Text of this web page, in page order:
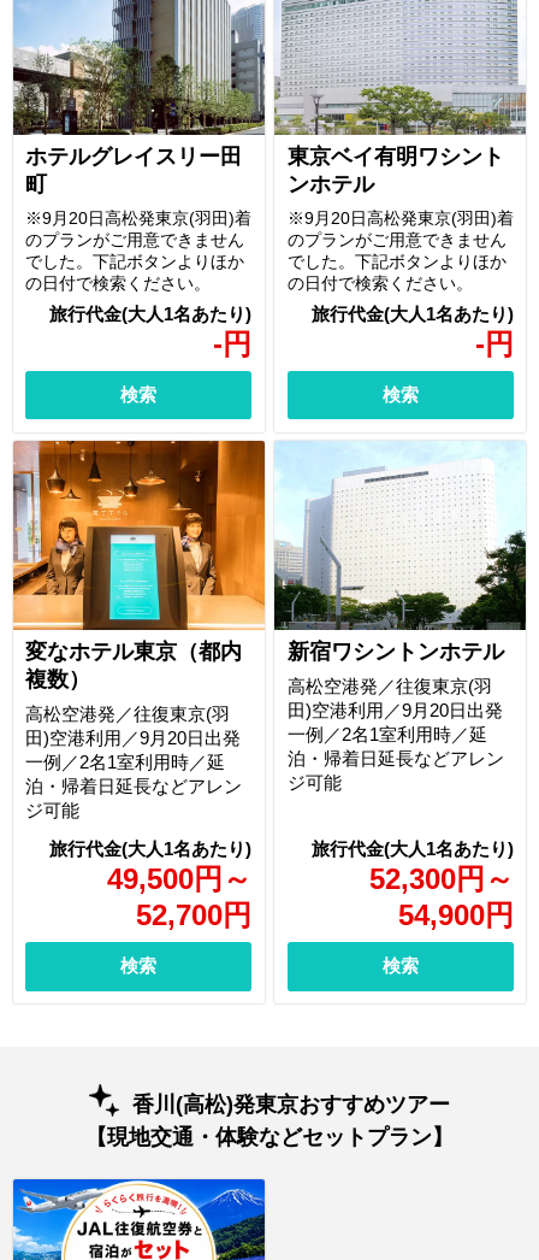
ホテルグレイスリー田
町
- 円
※9月20日高松発東京(羽田)着
のプランがご用意できません
でした。下記ボタンよりほか
の日付で検索ください。
検索
東京ベイ有明ワシント
ンホテル
- 円
※9月20日高松発東京(羽田)着
のプランがご用意できません
でした。下記ボタンよりほか
の日付で検索ください。
検索
変なホテル東京（都内
複数）
49,500円 ～
52,700円
高松空港発／往復東京(羽
田)空港利用／9月20日出発
一例／2名1室利用時／延
泊・帰着日延長などアレン
ジ可能
検索
新宿ワシントンホテル
52,300円 ～
54,900円
高松空港発／往復東京(羽
田)空港利用／9月20日出発
一例／2名1室利用時／延
泊・帰着日延長などアレン
ジ可能
検索
香川(高松)発東京おすすめツアー
【現地交通・体験などセットプラン】